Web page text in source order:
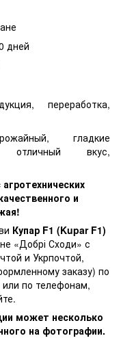
дней
переработка,
гладкие
отличный вкус,
и
Купар F1 (Kupar F1)
«Добрі Сходи» с
и Укрпочтой,
заказу) по
или по телефонам,
может несколько
на фотографии.